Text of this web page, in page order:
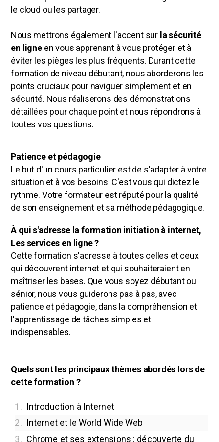
le cloud ou les partager.
Nous mettrons également l'accent sur la sécurité
en ligneen vous apprenant à vous protéger et à
éviter les pièges les plus fréquents. Durant cette
formation de niveau débutant, nous aborderons les
points cruciaux pour naviguer simplement et en
sécurité. Nous réaliserons des démonstrations
détaillées pour chaque point et nous répondrons à
toutes vos questions.
Patience et pédagogie
Le but d'un cours particulier est de s'adapter à votre
situation et à vos besoins. C'est vous qui dictez le
rythme. Votre formateur est réputé pour la qualité
de son enseignement et sa méthode pédagogique.
À qui s'adresse la formation initiation à internet,
Les services en ligne ?
Cette formation s'adresse à toutes celles et ceux
qui découvrent internet et qui souhaiteraient en
maîtriser les bases. Que vous soyez débutant ou
sénior, nous vous guiderons pas à pas, avec
patience et pédagogie, dans la compréhension et
l'apprentissage de tâches simples et
indispensables.
Quels sont les principaux thèmes abordés lors de
cette formation ?
1. Introduction à Internet
2. Internet et le World Wide Web
3. Chrome et ses extensions : découverte du